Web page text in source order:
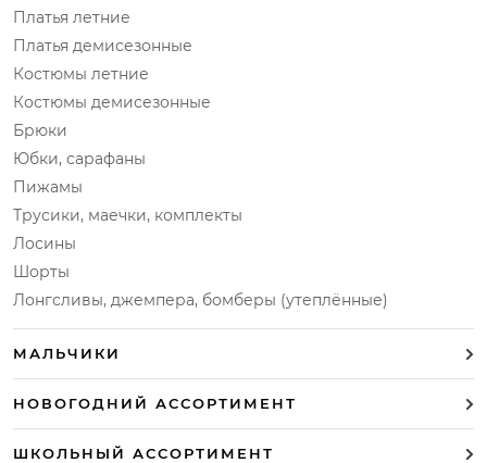
Платья летние
Платья демисезонные
Костюмы летние
Костюмы демисезонные
Брюки
Юбки, сарафаны
Пижамы
Трусики, маечки, комплекты
Лосины
Шорты
Лонгсливы, джемпера, бомберы (утеплённые)
МАЛЬЧИКИ
НОВОГОДНИЙ АССОРТИМЕНТ
ШКОЛЬНЫЙ АССОРТИМЕНТ